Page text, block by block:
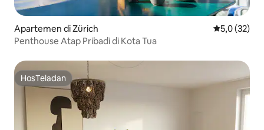
Apartemen di Zürich Nilai rata-
5,0 (32)
Penthouse Atap Pribadi di Kota Tua
HosTeladan
HosTeladan